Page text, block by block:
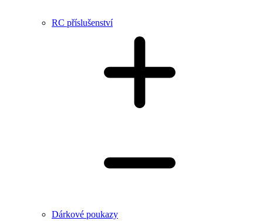
RC příslušenství
Dárkové poukazy